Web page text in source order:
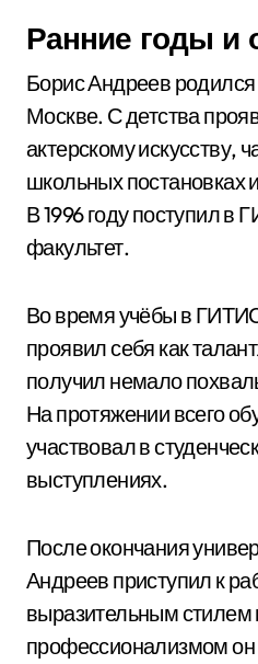
Ранние годы и
Борис Андреев родился
Москве. С детства
актерскому искусству,
школьных постановках
В 1996 году поступил в
факультет.
Во время учёбы в
проявил себя как
получил немало
На протяжении всего
участвовал в
выступлениях.
После окончания
Андреев приступил к
выразительным стилем
профессионализмом он